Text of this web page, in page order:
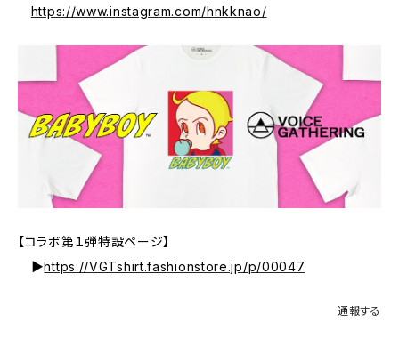
https://www.instagram.com/hnkknao/
【コラボ第１弾特設ページ】
▶https://VGTshirt.fashionstore.jp/p/00047
通報する